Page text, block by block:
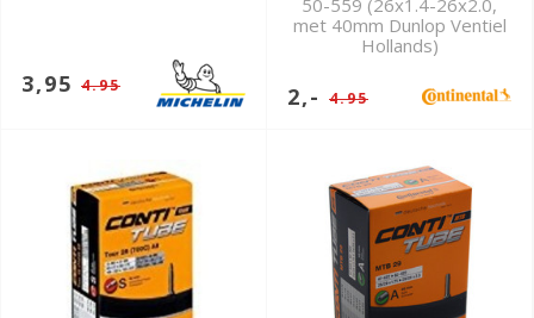
3,95 4.95
50-559 (26x1.4-26x2.0,
met 40mm Dunlop Ventiel
Hollands)
2,- 4.95